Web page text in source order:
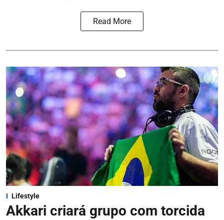
Read More
Lifestyle
Akkari criará grupo com torcida